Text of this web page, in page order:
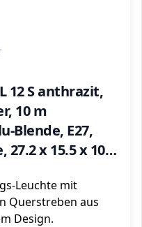
12 S anthrazit,
10 m
Blende, E27,
x 15.5 x 10.8
Leuchte mit
Querstreben aus
Design.